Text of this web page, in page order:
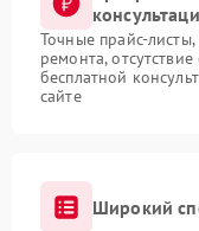
Точные прайс-
ремонта,
бесплатной
сайте
Широкий